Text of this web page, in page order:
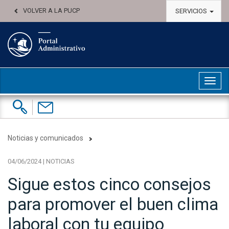
VOLVER A LA PUCP SERVICIOS
Buscar:
Contáctenos
Noticias y comunicados
04/06/2024 | NOTICIAS
Sigue estos cinco consejos
para promover el buen clima
laboral con tu equipo